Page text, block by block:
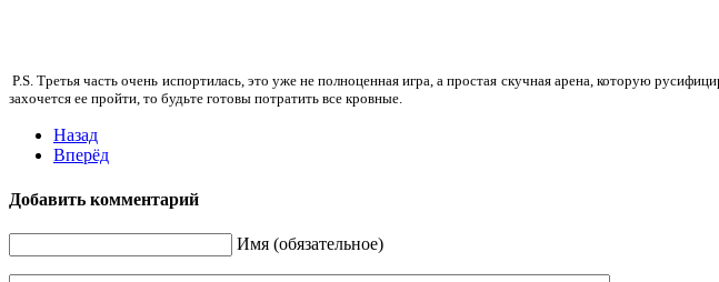
P.S. Третья часть очень испортилась, это уже не полноценная игра, а простая скучная арена, которую
захочется ее пройти, то будьте готовы потратить все кровные.
Назад
Вперёд
Добавить комментарий
Имя (обязательное)